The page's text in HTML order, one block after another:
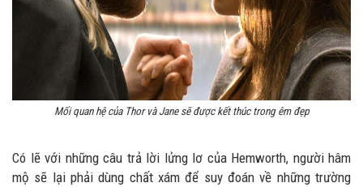
Mối quan hệ của Thor và Jane sẽ được kết thúc trong êm đẹp
Có lẽ với những câu trả lời lửng lơ của Hemworth, người hâm
mộ sẽ lại phải dùng chất xám để suy đoán về những trường